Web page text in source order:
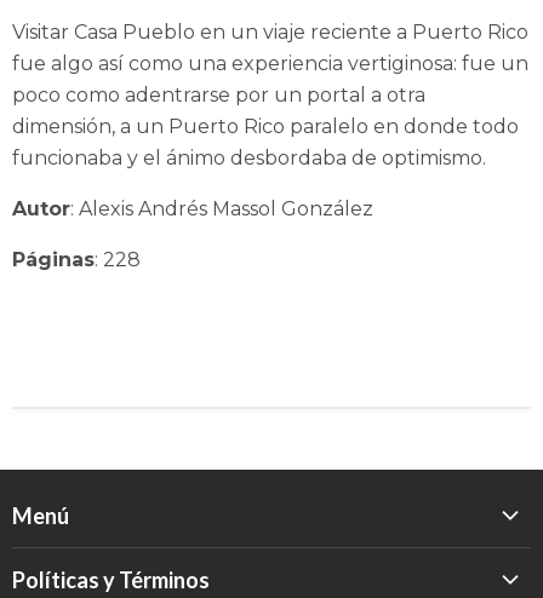
Visitar Casa Pueblo en un viaje reciente a Puerto Rico
fue algo así como una experiencia vertiginosa: fue un
poco como adentrarse por un portal a otra
dimensión, a un Puerto Rico paralelo en donde todo
funcionaba y el ánimo desbordaba de optimismo.
Autor: Alexis Andrés Massol González
Páginas: 228
Menú
Políticas y Términos